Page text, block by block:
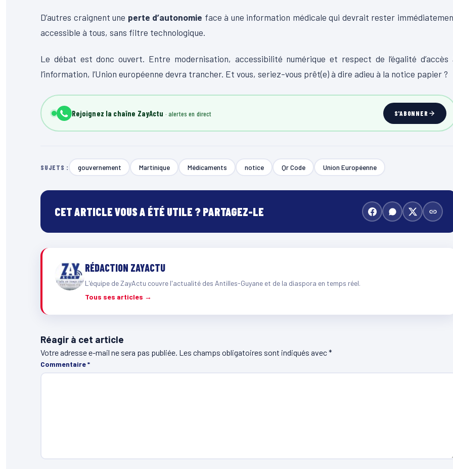
D’autres craignent une perte d’autonomie face à une information médicale qui devrait rester
accessible à tous, sans filtre technologique.
Le débat est donc ouvert. Entre modernisation, accessibilité numérique et respect de l’égalité d’accès
l’information, l’Union européenne devra trancher. Et vous, seriez-vous prêt(e) à dire adieu à la notice papier ?
Rejoignez la chaîne ZayActu S'ABONNER
SUJETS : gouvernement Martinique Médicaments notice Qr Code Union Européenne
CET ARTICLE VOUS A ÉTÉ UTILE ? PARTAGEZ-LE
RÉDACTION ZAYACTU
L'équipe de ZayActu couvre l'actualité des Antilles-Guyane et de la diaspora en temps réel.
Tous ses articles →
Réagir à cet article
Votre adresse e-mail ne sera pas publiée. Les champs obligatoires sont indiqués avec*
Commentaire*